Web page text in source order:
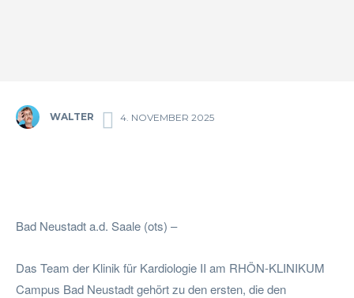
WALTER 4. NOVEMBER 2025
Bad Neustadt a.d. Saale (ots) –
Das Team der Klinik für Kardiologie II am RHÖN-KLINIKUM
Campus Bad Neustadt gehört zu den ersten, die den